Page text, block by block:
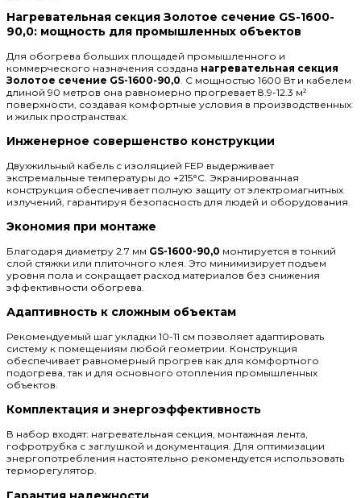
Нагревательная секция Золотое сечение GS-1600-
90,0: мощность для промышленных объектов
Для обогрева больших площадей промышленного и
коммерческого назначения создана нагревательная секция
Золотое сечение GS-1600-90,0. С мощностью 1600 Вт и кабелем
длиной 90 метров она равномерно прогревает 8.9-12.3 м²
поверхности, создавая комфортные условия в производственных
и жилых пространствах.
Инженерное совершенство конструкции
Двухжильный кабель с изоляцией FEP выдерживает
экстремальные температуры до +215°C. Экранированная
конструкция обеспечивает полную защиту от электромагнитных
излучений, гарантируя безопасность для людей и оборудования.
Экономия при монтаже
Благодаря диаметру 2.7 мм GS-1600-90,0 монтируется в тонкий
слой стяжки или плиточного клея. Это минимизирует подъем
уровня пола и сокращает расход материалов без снижения
эффективности обогрева.
Адаптивность к сложным объектам
Рекомендуемый шаг укладки 10-11 см позволяет адаптировать
систему к помещениям любой геометрии. Конструкция
обеспечивает равномерный прогрев как для комфортного
подогрева, так и для основного отопления промышленных
объектов.
Комплектация и энергоэффективность
В набор входят: нагревательная секция, монтажная лента,
гофротрубка с заглушкой и документация. Для оптимизации
энергопотребления настоятельно рекомендуется использовать
терморегулятор.